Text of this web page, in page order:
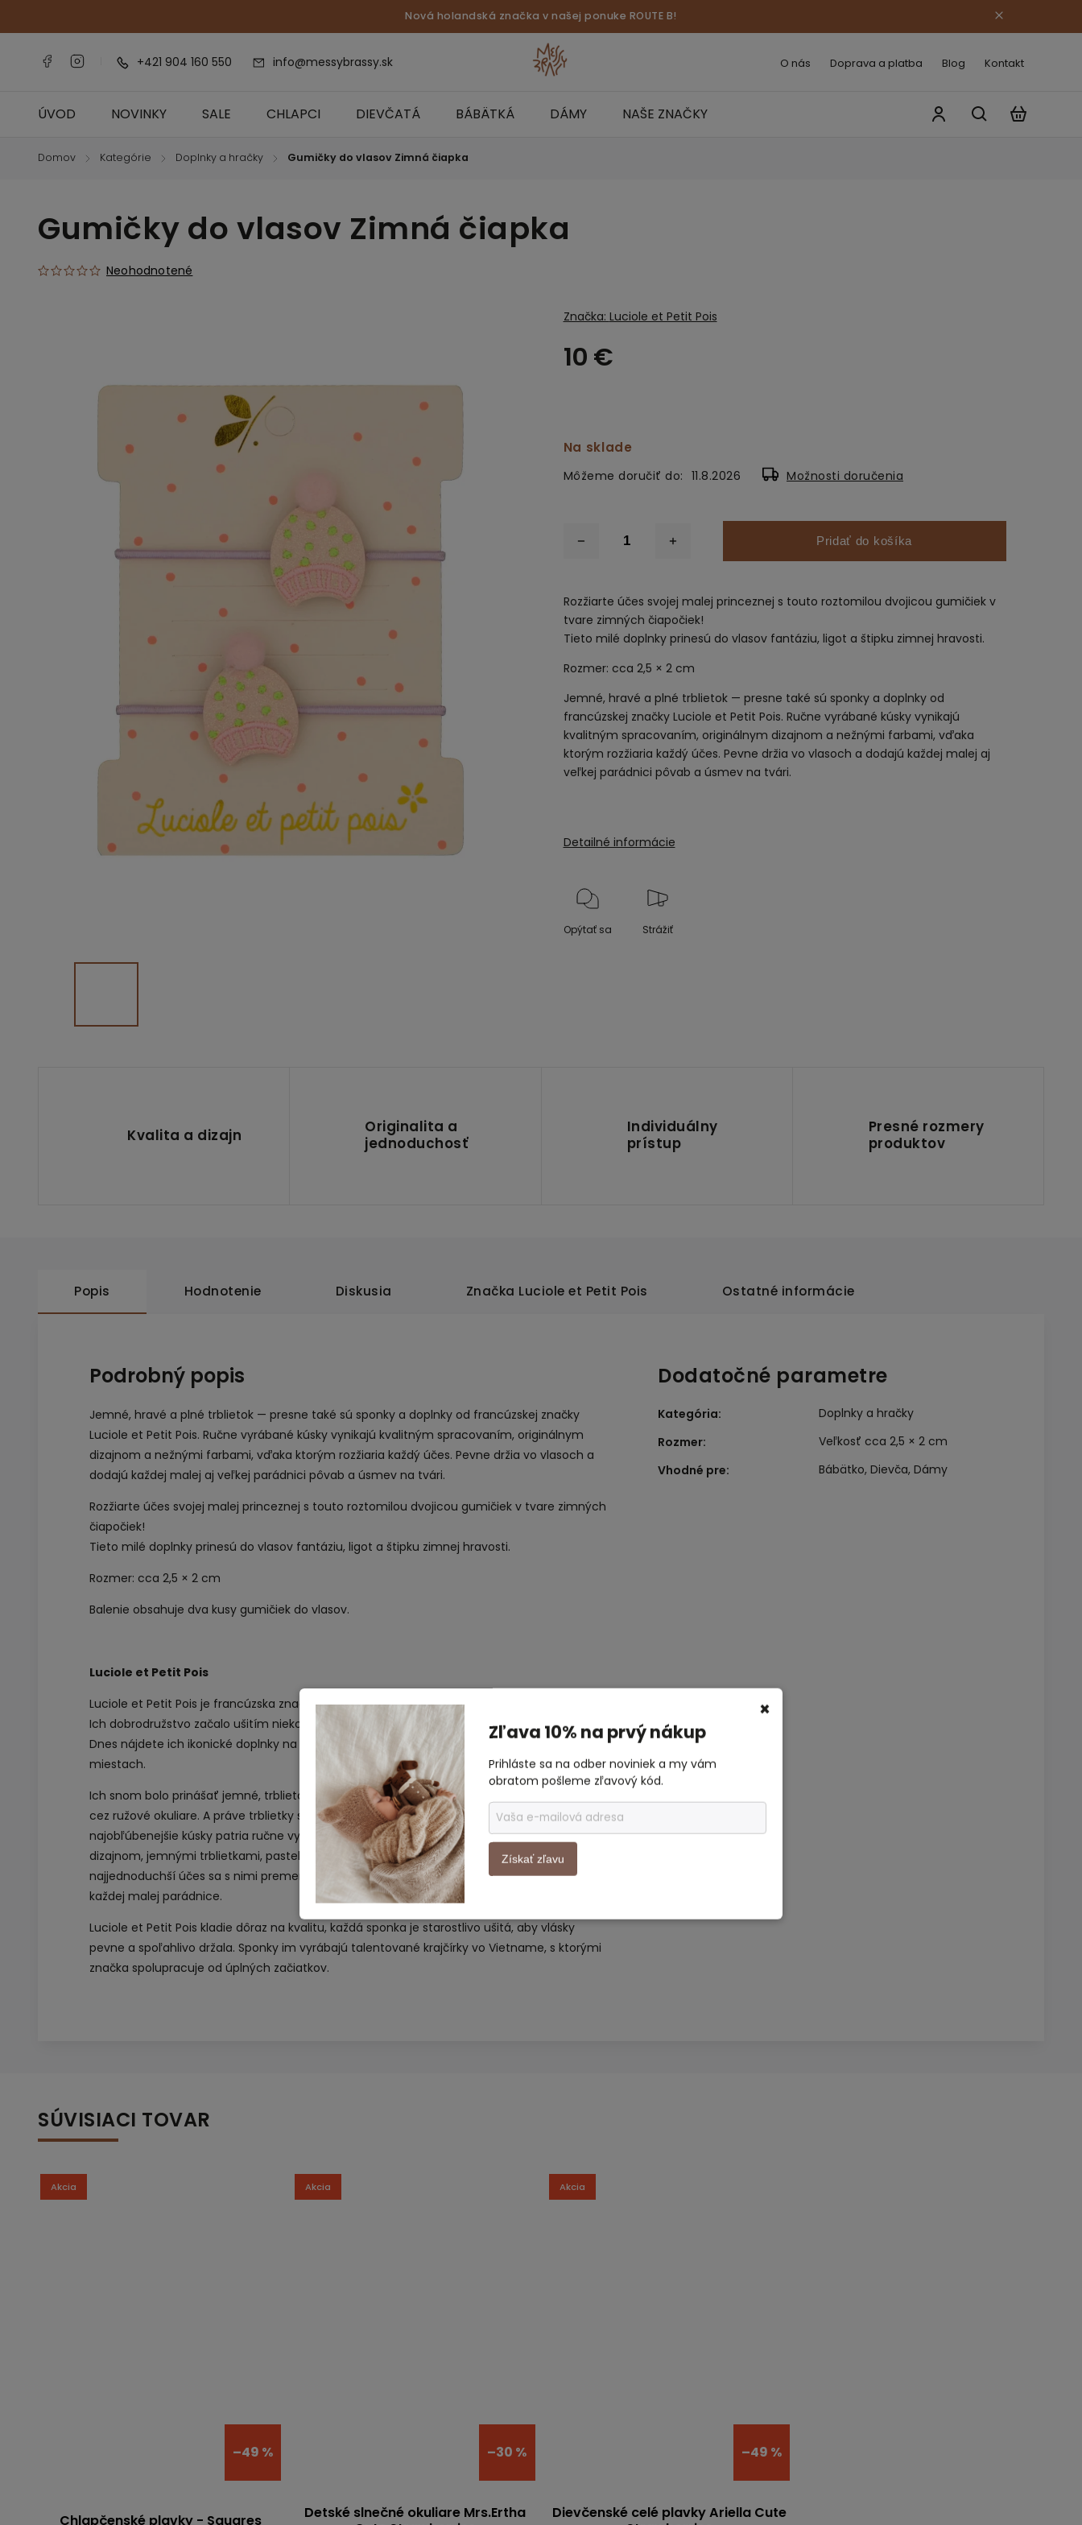
Nová holandská značka v našej ponuke ROUTE B!
+421 904 160 550 info@messybrassy.sk O nás Doprava a platba Blog Kontakt
ÚVOD NOVINKY SALE CHLAPCI DIEVČATÁ BÁBÄTKÁ DÁMY NAŠE ZNAČKY
Domov / Kategórie / Doplnky a hračky / Gumičky do vlasov Zimná čiapka
Gumičky do vlasov Zimná čiapka
Neohodnotené
Značka: Luciole et Petit Pois
10 €
Na sklade
Môžeme doručiť do: 11.8.2026 Možnosti doručenia
Pridať do košíka
Rozžiarte účes svojej malej princeznej s touto roztomilou dvojicou gumičiek v
tvare zimných čiapočiek!
Tieto milé doplnky prinesú do vlasov fantáziu, ligot a štipku zimnej hravosti.
Rozmer: cca 2,5 × 2 cm
Jemné, hravé a plné trblietok — presne také sú sponky a doplnky od
francúzskej značky Luciole et Petit Pois. Ručne vyrábané kúsky vynikajú
kvalitným spracovaním, originálnym dizajnom a nežnými farbami, vďaka
ktorým rozžiaria každý účes. Pevne držia vo vlasoch a dodajú každej malej aj
veľkej parádnici pôvab a úsmev na tvári.
Detailné informácie
Opýtať sa Strážiť
Kvalita a dizajn
Originalita a
jednoduchosť
Individuálny
prístup
Presné rozmery
produktov
Popis Hodnotenie Diskusia Značka Luciole et Petit Pois Ostatné informácie
Podrobný popis
Jemné, hravé a plné trblietok — presne také sú sponky a doplnky od francúzskej značky
Luciole et Petit Pois. Ručne vyrábané kúsky vynikajú kvalitným spracovaním, originálnym
dizajnom a nežnými farbami, vďaka ktorým rozžiaria každý účes. Pevne držia vo vlasoch a
dodajú každej malej aj veľkej parádnici pôvab a úsmev na tvári.
Rozžiarte účes svojej malej princeznej s touto roztomilou dvojicou gumičiek v tvare zimných
čiapočiek!
Tieto milé doplnky prinesú do vlasov fantáziu, ligot a štipku zimnej hravosti.
Rozmer: cca 2,5 × 2 cm
Balenie obsahuje dva kusy gumičiek do vlasov.
Luciole et Petit Pois
Luciole et Petit Pois je francúzska značka, ktorú v roku 2013 založili súrodenci Kristen a Karen.
Ich dobrodružstvo začalo ušitím niekoľkých sponiek do vlasov, ktoré predávali priateľom.
Dnes nájdete ich ikonické doplnky na všetkých kontinentoch, vo viac než 300 predajných
miestach.
Ich snom bolo prinášať jemné, trblietavé doplnky, vďaka ktorým sa budete na svet pozerať
cez ružové okuliare. A práve trblietky sa stali ich nezameniteľným podpisom. Medzi
najobľúbenejšie kúsky patria ručne vyrábané sponky do vlasov, ktoré očaria originálnym
dizajnom, jemnými trblietkami, pastelovými farbami a hravými detailmi. Aj ten
najjednoduchší účes sa s nimi premení na malé umelecké dielo a vykúzli úsmev na tvári
každej malej parádnice.
Luciole et Petit Pois kladie dôraz na kvalitu, každá sponka je starostlivo ušitá, aby vlásky
pevne a spoľahlivo držala. Sponky im vyrábajú talentované krajčírky vo Vietname, s ktorými
značka spolupracuje od úplných začiatkov.
Dodatočné parametre
Kategória:
Doplnky a hračky
Rozmer:
Veľkosť cca 2,5 × 2 cm
Vhodné pre: Bábätko, Dievča, Dámy
SÚVISIACI TOVAR
Akcia
–49 %
Chlapčenské plavky - Squares
Akcia
–30 %
Detské slnečné okuliare Mrs.Ertha
Akcia
–49 %
Dievčenské celé plavky Ariella Cute
×
Zľava 10% na prvý nákup
Prihláste sa na odber noviniek a my vám
obratom pošleme zľavový kód.
Získať zľavu